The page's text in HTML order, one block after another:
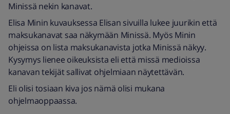
Minissä nekin kanavat.
Elisa Minin kuvauksessa Elisan sivuilla lukee juurikin että
maksukanavat saa näkymään Minissä. Myös Minin
ohjeissa on lista maksukanavista jotka Minissä näkyy.
Kysymys lienee oikeuksista eli että missä medioissa
kanavan tekijät sallivat ohjelmiaan näytettävän.
Eli olisi tosiaan kiva jos nämä olisi mukana
ohjelmaoppaassa.